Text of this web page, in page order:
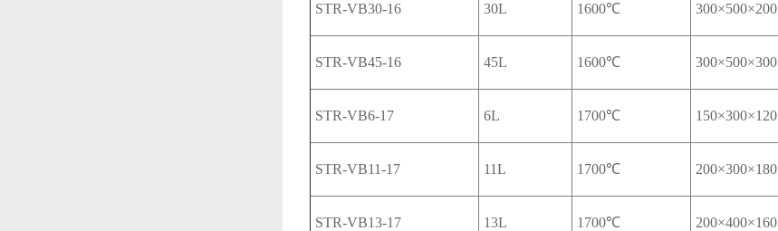
STR-VB30-16 30L 1600℃ 300×500×200
STR-VB45-16 45L 1600℃ 300×500×300
STR-VB6-17 6L 1700℃ 150×300×120
STR-VB11-17 11L 1700℃ 200×300×180
STR-VB13-17 13L 1700℃ 200×400×160